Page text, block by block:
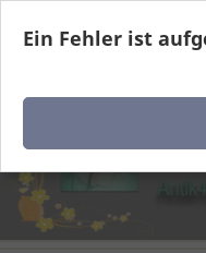
Navigation einblenden
Ein Fehler ist